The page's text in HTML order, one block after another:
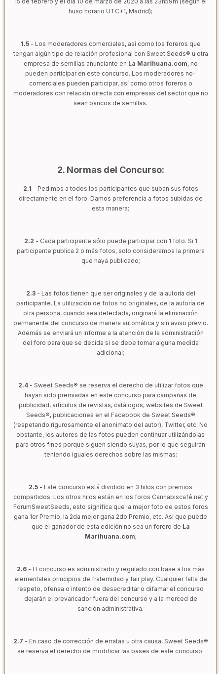
huso horario UTC+1, Madrid);
1.5- Los moderadores comerciales, así como los foreros que
tengan algún tipo de relación profesional con Sweet Seeds® u otra
empresa de semillas anunciante en La Marihuana.com, no
pueden participar en este concurso. Los moderadores no-
comerciales pueden participar, así como otros foreros o
moderadores con relación directa con empresas del sector que no
sean bancos de semillas.
2. Normas del Concurso:
2.1 - Pedimos a todos los participantes que suban sus fotos
directamente en el foro. Damos preferencia a fotos subidas de
esta manera;
2.2 - Cada participante sólo puede participar con 1 foto. Si 1
participante publica 2 o más fotos, solo consideramos la primera
que haya publicado;
2.3- Las fotos tienen que ser originales y de la autoría del
participante. La utilización de fotos no originales, de la autoría de
otra persona, cuando sea detectada, originará la eliminación
permanente del concurso de manera automática y sin aviso previo.
Además se enviará un informe a la atención de la administración
del foro para que se decida si se debe tomar alguna medida
adicional;
2.4- Sweet Seeds® se reserva el derecho de utilizar fotos que
hayan sido premiadas en este concurso para campañas de
publicidad, artículos de revistas, catálogos, websites de Sweet
Seeds®, publicaciones en el Facebook de Sweet Seeds®
(respetando rigurosamente el anonimato del autor), Twitter, etc. No
obstante, los autores de las fotos pueden continuar utilizándolas
para otros fines porque siguen siendo suyas, por lo que seguirán
teniendo iguales derechos sobre las mismas;
2.5 - Este concurso está dividido en 3 hilos con premios
compartidos. Los otros hilos están en los foros Cannabiscafé.net y
ForumSweetSeeds, esto significa que la mejor foto de estos foros
gana 1er Premio, la 2da mejor gana 2do Premio, etc. Así que puede
que el ganador de esta edición no sea un forero de La
Marihuana.com;
2.6- El concurso es administrado y regulado con base a los más
elementales principios de fraternidad y fair play. Cualquier falta de
respeto, ofensa o intento de desacreditar o difamar el concurso
dejarán el prevaricador fuera del concurso y a la merced de
sanción administrativa.
2.7 - En caso de corrección de erratas u otra causa, Sweet Seeds®
se reserva el derecho de modificar las bases de este concurso.